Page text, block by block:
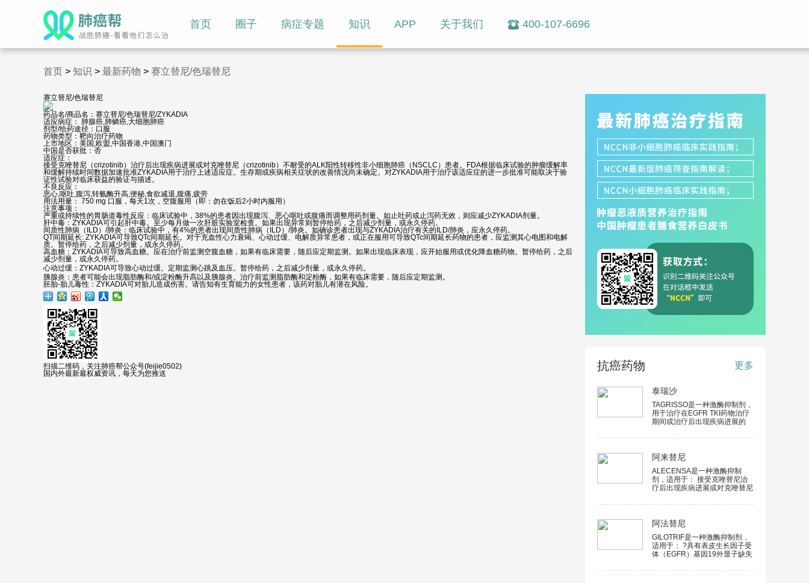
首页 圈子 病症专题 知识 APP 关于我们 400-107-6696
首页 > 知识 > 最新药物 > 赛立替尼/色瑞替尼
赛立替尼/色瑞替尼
药品名/商品名： 赛立替尼/色瑞替尼/ZYKADIA
适应病症：
肺腺癌,肺鳞癌,大细胞肺癌
剂型/给药途径： 口服
药物类型： 靶向治疗药物
上市地区： 美国,欧盟,中国香港,中国澳门
中国是否获批： 否
适应症：
接受克唑替尼（crizotinib）治疗后出现疾病进展或对克唑替尼（crizotinib）不耐受的ALK阳性转移性非小细胞肺癌（NSCLC）患者。FDA根据临床试验的肿瘤缓解率
和缓解持续时间数据加速批准ZYKADIA用于治疗上述适应症。生存期或疾病相关症状的改善情况尚未确定。对ZYKADIA用于治疗该适应症的进一步批准可能取决于验
证性试验对临床获益的验证与描述。
不良反应：
恶心,呕吐,腹泻,转氨酶升高,便秘,食欲减退,腹痛,疲劳
用法用量： 750 mg 口服，每天1次，空腹服用（即：勿在饭后2小时内服用）
注意事项：
严重或持续性的胃肠道毒性反应：临床试验中，38%的患者因出现腹泻、恶心呕吐或腹痛而调整用药剂量。如止吐药或止泻药无效，则应减少ZYKADIA剂量。
肝中毒：ZYKADIA可引起肝中毒。至少每月做一次肝脏实验室检查。如果出现异常则暂停给药，之后减少剂量，或永久停药。
间质性肺病（ILD）/肺炎：临床试验中，有4%的患者出现间质性肺病（ILD）/肺炎。如确诊患者出现与ZYKADIA治疗有关的ILD/肺炎，应永久停药。
QT间期延长: ZYKADIA可导致QTc间期延长。对于充血性心力衰竭、心动过缓、电解质异常患者，或正在服用可导致QTc间期延长药物的患者，应监测其心电图和电解
质。暂停给药，之后减少剂量，或永久停药。
高血糖：ZYKADIA可导致高血糖。应在治疗前监测空腹血糖，如果有临床需要，随后应定期监测。如果出现临床表现，应开始服用或优化降血糖药物。暂停给药，之后
减少剂量，或永久停药。
心动过缓：ZYKADIA可导致心动过缓。定期监测心跳及血压。暂停给药，之后减少剂量，或永久停药。
胰腺炎：患者可能会出现脂肪酶和/或淀粉酶升高以及胰腺炎。治疗前监测脂肪酶和淀粉酶，如果有临床需要，随后应定期监测。
胚胎-胎儿毒性：ZYKADIA可对胎儿造成伤害。请告知有生育能力的女性患者，该药对胎儿有潜在风险。
扫描二维码，关注肺癌帮公众号(feijie0502)
国内外最新最权威资讯，每天为您推送
抗癌药物 更多
泰瑞沙
TAGRISSO是一种激酶抑制剂，
用于治疗在EGFR TKI药物治疗
期间或治疗后出现疾病进展的
非小细胞肺癌患者，由获FDA批
携带有EGFR T790M 突变。
FDA根据临床试验的肿瘤缓解率
和缓解持续时间数据加速批准
TAGRISSO用于治疗上述适应
症。对TAGRISSO用于治疗上述
验证性试验对临床获益的验证与
阿来替尼
ALECENSA是一种激酶抑制
剂，适用于： 接受克唑替尼治
疗后出现疾病进展或对克唑替尼
胞肺癌（NSCLC）患者。FDA
解持续时间数据加速批准
ALECENSA用于治疗上述适应
症。对ALECENSA用于治疗该
适应症的进一步批准可能取决于
验证性试验对临床获益的验证与
阿法替尼
GILOTRIF是一种激酶抑制剂，
适用于： ?具有表皮生长因子受
体（EGFR）基因19外显子缺失
变的转移性非小细胞肺癌